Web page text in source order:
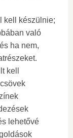
kell készülnie;
való
ha nem,
kell
lehetővé